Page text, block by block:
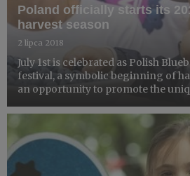
Poland officially starts its
harvest season
2 lipca 2018
July 1st is celebrated as Polish
festival, a symbolic beginning of
an opportunity to promote the
extremely valuable fruit, not only